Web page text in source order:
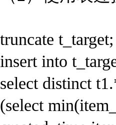
truncate t_target;
insert into
select distinct
(select